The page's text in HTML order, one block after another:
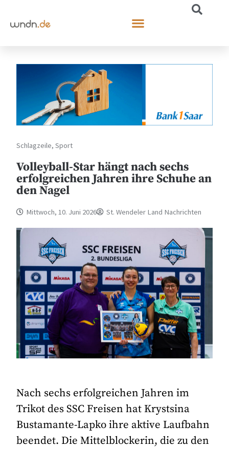
Schlagzeile,Sport
Volleyball-Star hängt nach sechs
erfolgreichen Jahren ihre Schuhe an
den Nagel
Mittwoch, 10. Juni 2026 St. Wendeler Land Nachrichten
Nach sechs erfolgreichen Jahren im
Trikot des SSC Freisen hat Krystsina
Bustamante-Lapko ihre aktive Laufbahn
beendet. Die Mittelblockerin, die zu den